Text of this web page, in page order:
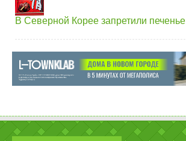
В Северной Корее запретили печенье